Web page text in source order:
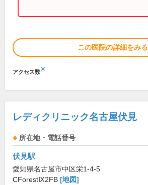
この医院の詳細をみる
アクセス数※
レディクリニック名古屋伏見
所在地・電話番号
伏見駅
愛知県名古屋市中区栄1-4-5
CForestⅨ2FB [地図]